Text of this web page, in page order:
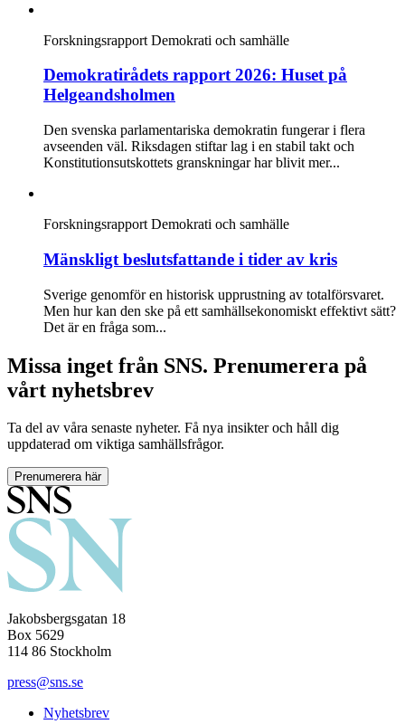
Forskningsrapport Demokrati och samhälle
Demokratirådets rapport 2026: Huset på
Helgeandsholmen
Den svenska parlamentariska demokratin fungerar i flera
avseenden väl. Riksdagen stiftar lag i en stabil takt och
Konstitutionsutskottets granskningar har blivit mer...
Forskningsrapport Demokrati och samhälle
Mänskligt beslutsfattande i tider av kris
Sverige genomför en historisk upprustning av totalförsvaret.
Men hur kan den ske på ett samhällsekonomiskt effektivt sätt?
Det är en fråga som...
Missa inget från SNS. Prenumerera på
vårt nyhetsbrev
Ta del av våra senaste nyheter. Få nya insikter och håll dig
uppdaterad om viktiga samhällsfrågor.
Prenumerera här
Jakobsbergsgatan 18
Box 5629
114 86 Stockholm
press@sns.se
Nyhetsbrev